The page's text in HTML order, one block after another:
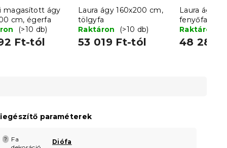
magasított ágy
cm, égerfa
(>10 db)
Ft-tól
Laura ágy 160x200 cm,
tölgyfa
Raktáron
(>10 db)
53 019 Ft-tól
Laura ágy
fenyőfa
Raktáron
48 281
paraméterek
?
Fa
Diófa